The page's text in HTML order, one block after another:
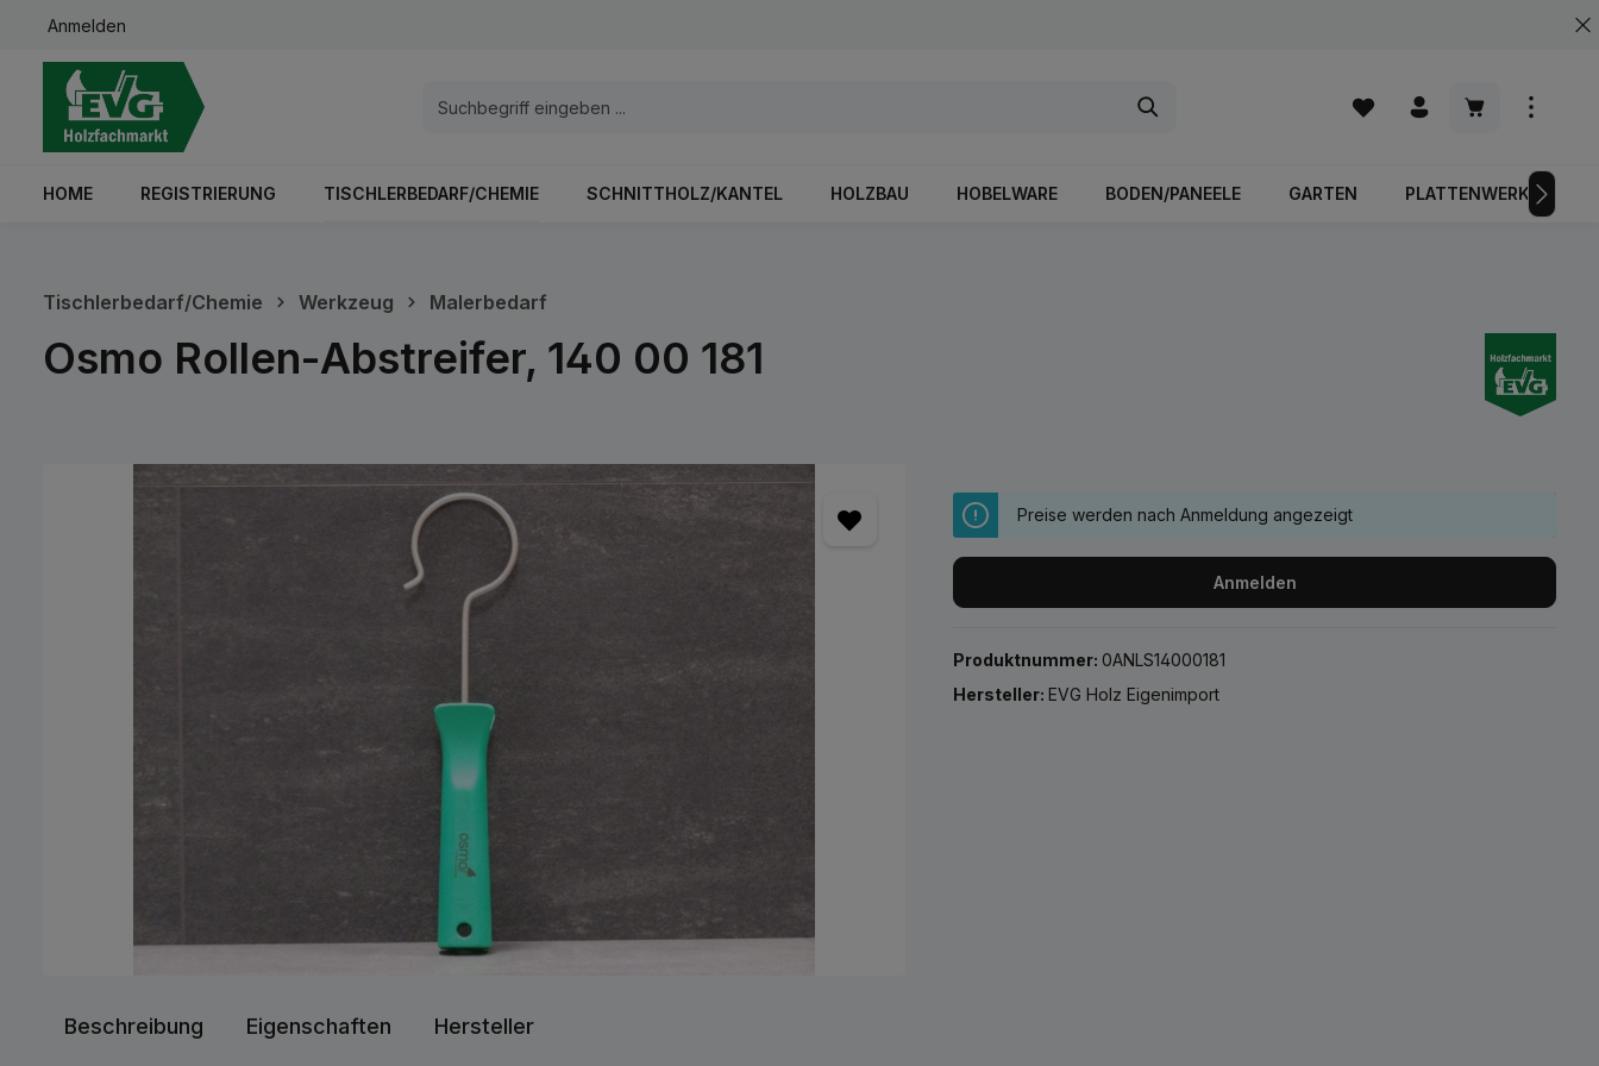
Zur Hauptnavigation springen
Anmelden
Warenkorb
HOME REGISTRIERUNG TISCHLERBEDARF/CHEMIE SCHNITTHOLZ/KANTEL HOLZBAU HOBELWARE BODEN/PANEELE GARTEN PLATTENWERKSTOFFE
Tischlerbedarf/Chemie Werkzeug Malerbedarf
Osmo Rollen-Abstreifer, 140 00 181
Bildergalerie überspringen
Preise werden nach Anmeldung angezeigt
Anmelden
Produktnummer: 0ANLS14000181
Hersteller:EVG Holz Eigenimport
Beschreibung Eigenschaften Hersteller